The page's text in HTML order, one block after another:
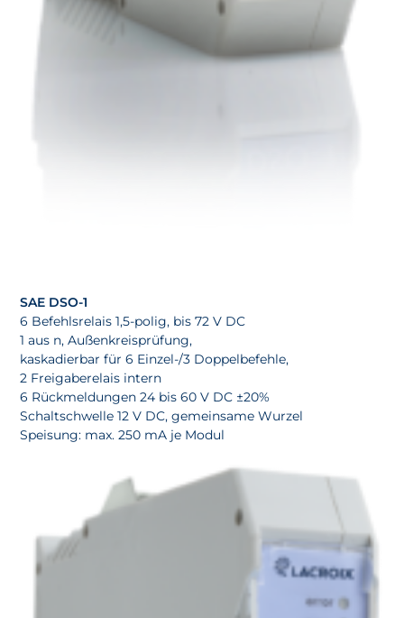
SAE DSO-1
6 Befehlsrelais 1,5-polig, bis 72 V DC
1 aus n, Außenkreisprüfung,
kaskadierbar für 6 Einzel-/3 Doppelbefehle,
2 Freigaberelais intern
6 Rückmeldungen 24 bis 60 V DC ±20%
Schaltschwelle 12 V DC, gemeinsame Wurzel
Speisung: max. 250 mA je Modul